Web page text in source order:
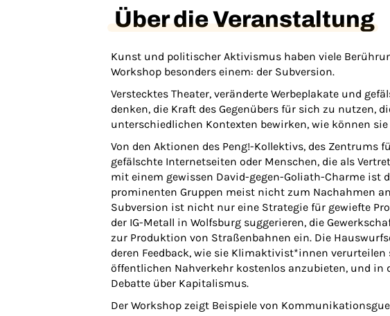
Über die Veranstaltung
Kunst und politischer Aktivismus haben viele
Workshop besonders einem: der Subversion.
Verstecktes Theater, veränderte Werbeplakate und
denken, die Kraft des Gegenübers für sich zu nutzen,
unterschiedlichen Kontexten bewirken, wie können
Von den Aktionen des Peng!-Kollektivs, des Zentrums
gefälschte Internetseiten oder Menschen, die als
mit einem gewissen David-gegen-Goliath-Charme ist
prominenten Gruppen meist nicht zum Nachahmen
Subversion ist nicht nur eine Strategie für gewiefte
der IG-Metall in Wolfsburg suggerieren, die
zur Produktion von Straßenbahnen ein. Die
deren Feedback, wie sie Klimaktivist*innen
öffentlichen Nahverkehr kostenlos anzubieten, und
Debatte über Kapitalismus.
Der Workshop zeigt Beispiele von